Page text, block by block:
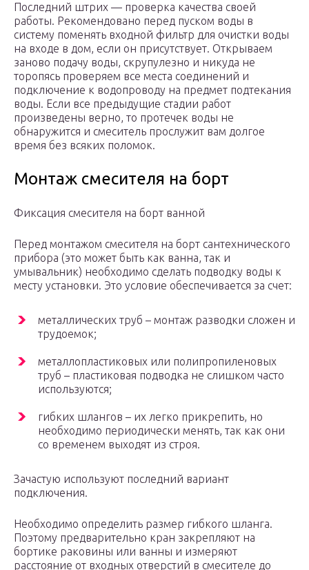
Последний штрих — проверка качества своей
работы. Рекомендовано перед пуском воды в
систему поменять входной фильтр для очистки воды
на входе в дом, если он присутствует. Открываем
заново подачу воды, скрупулезно и никуда не
торопясь проверяем все места соединений и
подключение к водопроводу на предмет подтекания
воды. Если все предыдущие стадии работ
произведены верно, то протечек воды не
обнаружится и смеситель прослужит вам долгое
время без всяких поломок.
Монтаж смесителя на борт
Фиксация смесителя на борт ванной
Перед монтажом смесителя на борт сантехнического
прибора (это может быть как ванна, так и
умывальник) необходимо сделать подводку воды к
месту установки. Это условие обеспечивается за счет:
металлических труб – монтаж разводки сложен и
трудоемок;
металлопластиковых или полипропиленовых
труб – пластиковая подводка не слишком часто
используются;
гибких шлангов – их легко прикрепить, но
необходимо периодически менять, так как они
со временем выходят из строя.
Зачастую используют последний вариант
подключения.
Необходимо определить размер гибкого шланга.
Поэтому предварительно кран закрепляют на
бортике раковины или ванны и измеряют
расстояние от входных отверстий в смесителе до